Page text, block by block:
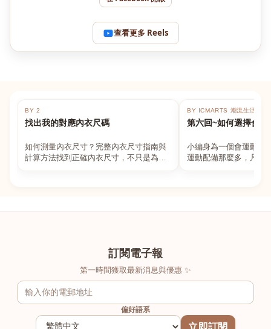
查看更多 Reels
BY 2
找出我的對應內衣尺碼
如何測量內衣尺寸？完整內衣尺寸指南與
計算方法找到正確內衣尺寸，不只是為了
BY ICMARTS 潮流生活百貨
第六回~如何選擇合適
小編身為一個會運動的
運動配備那麼多，凡舉
訂閱電子報
第一時間獲取最新消息與優惠 ✨
偏好語系
立即訂閱